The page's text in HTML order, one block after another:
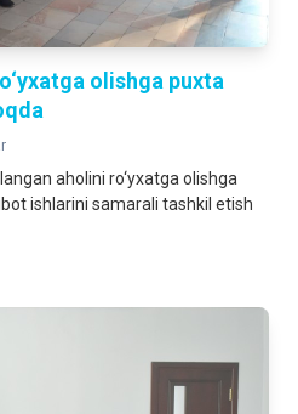
olishga puxta
aholini ro‘yxatga olishga
ishlarini samarali tashkil etish